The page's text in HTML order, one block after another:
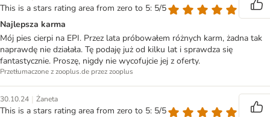
This is a stars rating area from zero to 5: 5/5
Najlepsza karma
Mój pies cierpi na EPI. Przez lata próbowałem różnych karm, żadna tak
naprawdę nie działała. Tę podaję już od kilku lat i sprawdza się
fantastycznie. Proszę, nigdy nie wycofujcie jej z oferty.
Przetłumaczone z zooplus.de przez zooplus
30.10.24 | Żaneta
This is a stars rating area from zero to 5: 5/5